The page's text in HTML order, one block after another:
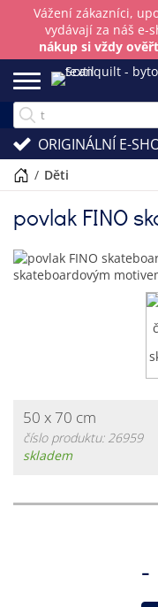
Vážení zákazníci,
vydávají za náš e-
nákup si vždy
ORIGINÁLNÍ E-
/ děti
povlak FINO
50 x 70 cm
číslo produktu: 26959
skladem
-